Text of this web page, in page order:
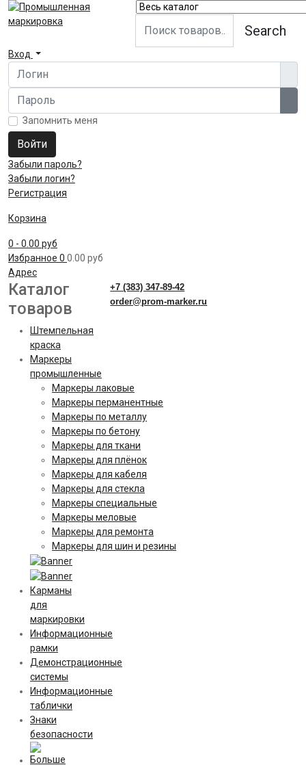
Search
Вход
Логин
Пароль
Запомнить меня
Войти
Забыли пароль?
Забыли логин?
Регистрация
Корзина
0 - 0.00 руб
Избранное 0 0.00 руб
Адрес
Каталог
товаров
Штемпельная
краска
Маркеры
промышленные
Маркеры лаковые
Маркеры перманентные
Маркеры по металлу
Маркеры по бетону
Маркеры для ткани
Маркеры для плёнок
Маркеры для кабеля
Маркеры для стекла
Маркеры специальные
Маркеры меловые
Маркеры для ремонта
Маркеры для шин и резины
Карманы
для
маркировки
Информационные
рамки
Демонстрационные
системы
Информационные
таблички
Знаки
безопасности
+7 (383) 347-89-42
order@prom-marker.ru